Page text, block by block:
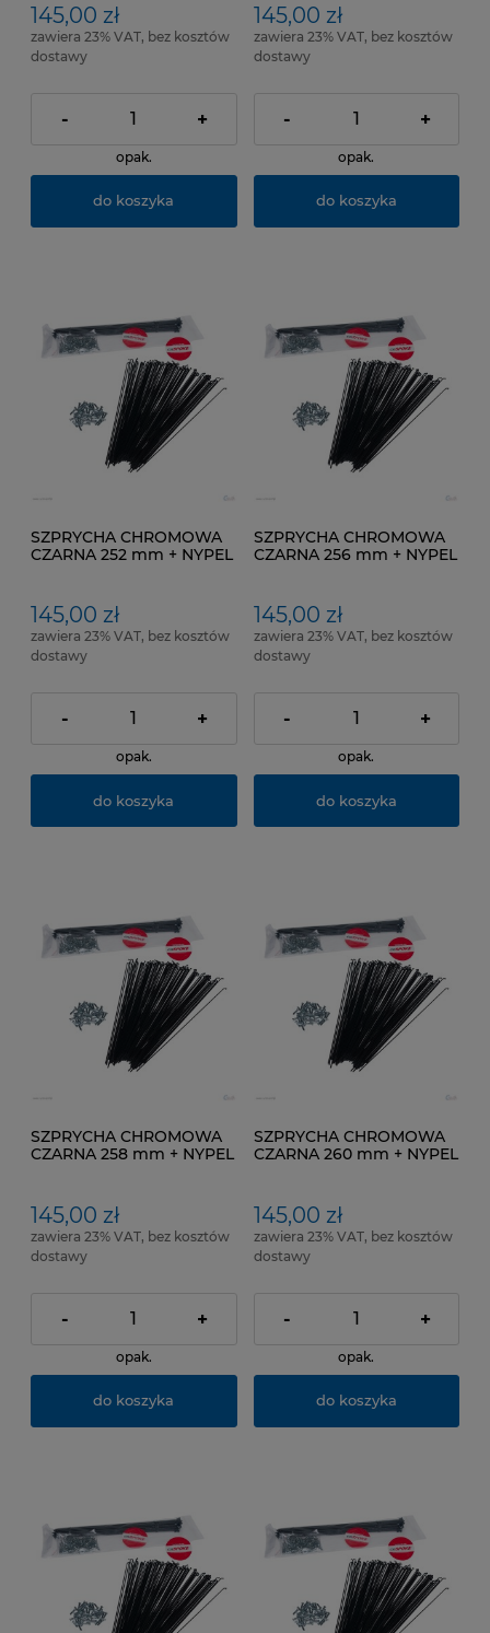
145,00 zł
zawiera 23% VAT, bez kosztów
dostawy
- +
opak.
do koszyka
145,00 zł
zawiera 23% VAT, bez kosztów
dostawy
- +
opak.
do koszyka
SZPRYCHA CHROMOWA
CZARNA 252 mm + NYPEL
145,00 zł
zawiera 23% VAT, bez kosztów
dostawy
- +
opak.
do koszyka
SZPRYCHA CHROMOWA
CZARNA 256 mm + NYPEL
145,00 zł
zawiera 23% VAT, bez kosztów
dostawy
- +
opak.
do koszyka
SZPRYCHA CHROMOWA
CZARNA 258 mm + NYPEL
145,00 zł
zawiera 23% VAT, bez kosztów
dostawy
- +
opak.
do koszyka
SZPRYCHA CHROMOWA
CZARNA 260 mm + NYPEL
145,00 zł
zawiera 23% VAT, bez kosztów
dostawy
- +
opak.
do koszyka